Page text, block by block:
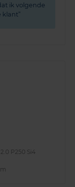
ik volgende
klant
P250 Si4